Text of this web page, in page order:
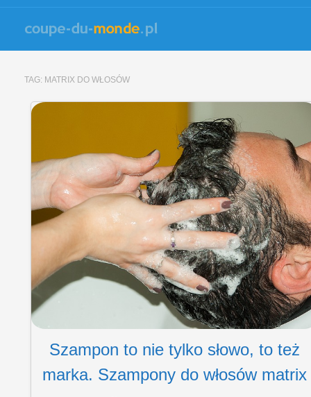
TAG: MATRIX DO WŁOSÓW
Szampon to nie tylko słowo, to też
marka. Szampony do włosów matrix